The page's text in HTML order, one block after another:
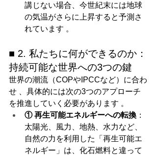
講じない場合、今世紀末には地球
の気温がさらに上昇すると予測さ
れています 。
■ 2. 私たちに何ができるのか：
持続可能な世界への3つの鍵
世界の潮流（COPやIPCCなど）に合わ
せ 、具体的には次の3つのアプローチ
を推進していく必要があります 。
① 再生可能エネルギーへの転換 ：
太陽光、風力、地熱、水力など、
自然の力を利用した「再生可能エ
ネルギー」は、化石燃料と違って